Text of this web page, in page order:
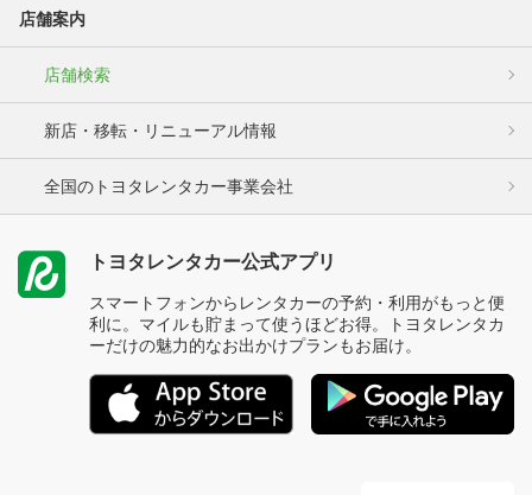
店舗案内
店舗検索
新店・移転・リニューアル情報
全国のトヨタレンタカー事業会社
トヨタレンタカー公式アプリ
スマートフォンからレンタカーの予約・利用がもっと便
利に。マイルも貯まって使うほどお得。トヨタレンタカ
ーだけの魅力的なお出かけプランもお届け。